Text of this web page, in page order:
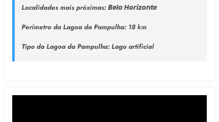
Localidades mais próximas: Belo Horizonte
Perímetro da Lagoa da Pampulha:18 km
Tipo da Lagoa da Pampulha: Lago artificial